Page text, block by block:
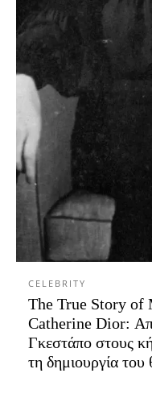
CELEBRITY
The True Story of
Catherine Dior:
Γκεστάπο στους
τη δημιουργία